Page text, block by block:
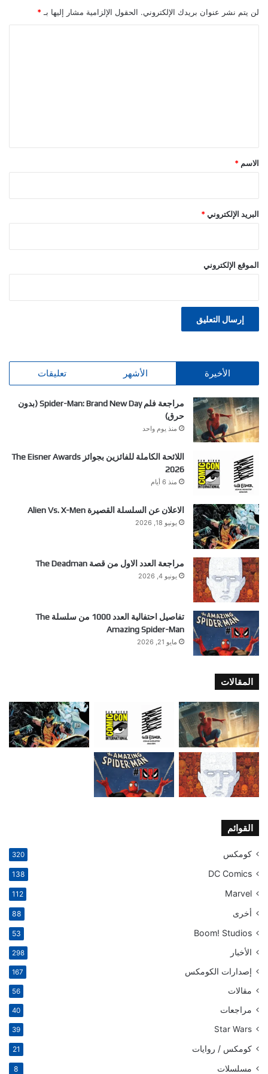
لن يتم نشر عنوان بريدك الإلكتروني. الحقول الإلزامية مشار إليها بـ *
*
الاسم *
البريد الإلكتروني *
الموقع الإلكتروني
الأخيرة الأشهر تعليقات
مراجعة فلم Spider-Man: Brand New Day (بدون
حرق)
منذ يوم واحد
اللائحة الكاملة للفائزين بجوائز The Eisner Awards
2026
منذ 6 أيام
الاعلان عن السلسلة القصيرة Alien Vs. X-Men
يونيو 18, 2026
مراجعة العدد الاول من قصة The Deadman
يونيو 4, 2026
تفاصيل احتفالية العدد 1000 من سلسلة The
Amazing Spider-Man
مايو 21, 2026
المقالات
القوائم
كومكس 320
DC Comics
138
Marvel
112
أخرى 88
Boom! Studios
53
الأخبار 298
إصدارات الكومكس 167
مقالات 56
مراجعات 40
Star Wars
39
كومكس / روايات 21
مسلسلات 8